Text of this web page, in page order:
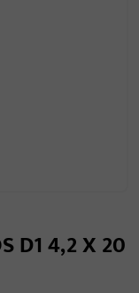
D1 4,2 X 20